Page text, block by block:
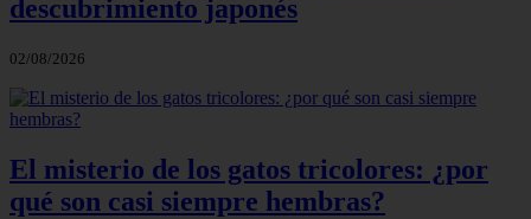
descubrimiento japonés
02/08/2026
El misterio de los gatos tricolores: ¿por
qué son casi siempre hembras?